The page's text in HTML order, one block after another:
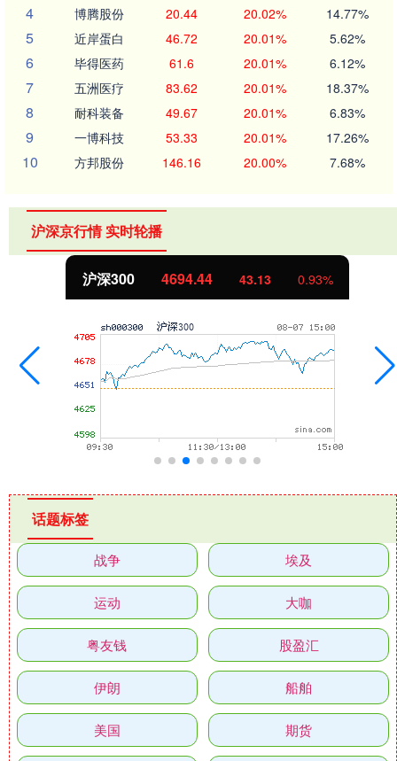
4 博腾股份 20.44 20.02% 14.77%
5 近岸蛋白 46.72 20.01% 5.62%
6 毕得医药 61.6 20.01% 6.12%
7 五洲医疗 83.62 20.01% 18.37%
8 耐科装备 49.67 20.01% 6.83%
9 一博科技 53.33 20.01% 17.26%
10 方邦股份 146.16 20.00% 7.68%
沪深京行情 实时轮播
沪深300 4694.44 43.13 0.93%
话题标签
战争 埃及
运动 大咖
粤友钱 股盈汇
伊朗 船舶
美国 期货